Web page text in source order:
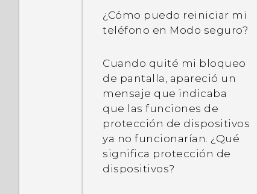
¿Cómo puedo reiniciar mi
teléfono en Modo seguro?
Cuando quité mi bloqueo
de pantalla, apareció un
mensaje que indicaba
que las funciones de
protección de dispositivos
ya no funcionarían. ¿Qué
significa protección de
dispositivos?